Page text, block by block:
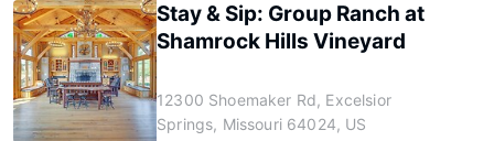
Stay & Sip: Group Ranch at
Shamrock Hills Vineyard
12300 Shoemaker Rd, Excelsior
Springs, Missouri 64024, US